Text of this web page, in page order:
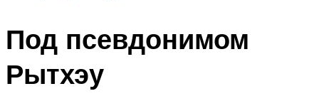
Под псевдонимом
Рытхэу